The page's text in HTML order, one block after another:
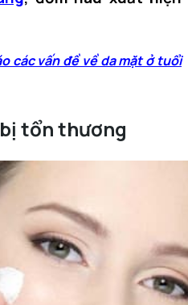
các vấn đề về da mặt ở tuổi
tổn thương